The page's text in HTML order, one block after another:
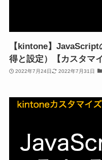
【kintone】
得と設定）【カスタマ
2022年7月24日 2022年7月31日